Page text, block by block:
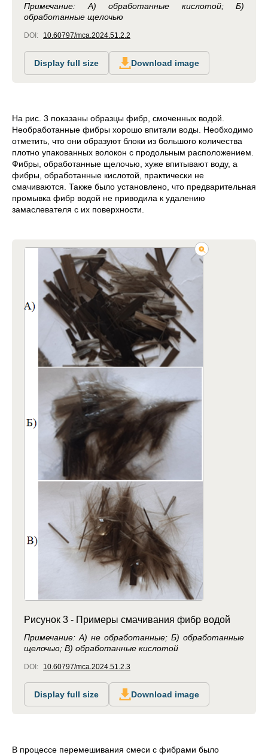
Примечание: А) обработанные кислотой; Б)
обработанные щелочью
DOI: 10.60797/mca.2024.51.2.2
Display full size Download image
На рис. 3 показаны образцы фибр, смоченных водой.
Необработанные фибры хорошо впитали воды. Необходимо
отметить, что они образуют блоки из большого количества
плотно упакованных волокон с продольным расположением.
Фибры, обработанные щелочью, хуже впитывают воду, а
фибры, обработанные кислотой, практически не
смачиваются. Также было установлено, что предварительная
промывка фибр водой не приводила к удалению
замаслевателя с их поверхности.
Рисунок 3 - Примеры смачивания фибр водой
Примечание: А) не обработанные; Б) обработанные
щелочью; В) обработанные кислотой
DOI: 10.60797/mca.2024.51.2.3
Display full size Download image
В процессе перемешивания смеси с фибрами было